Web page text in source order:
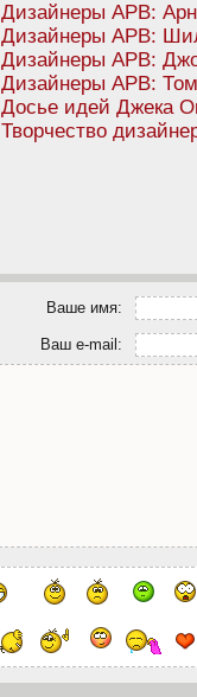
Дизайнеры APB:
Дизайнеры APB:
Дизайнеры APB:
Дизайнеры APB:
Досье идей Джека
Творчество
Ваше имя:
Ваш e-mail: